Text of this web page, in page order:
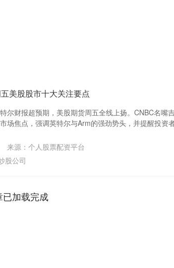
美股股市十大关注要点
尔财报超预期，美股期货周五全线上扬。CNBC名嘴
场焦点，强调英特尔与Arm的强劲势头，并提醒投资
来源：个人股票配资平台
股公司
加载完成